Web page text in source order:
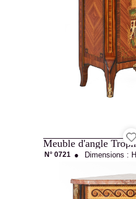
Meuble d'angle
N° 0721 ● Dimensions :